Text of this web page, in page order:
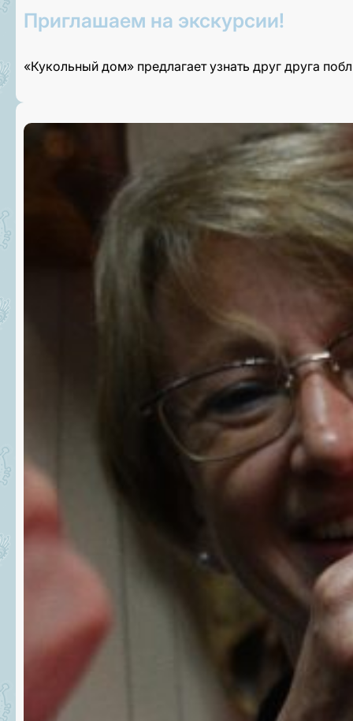
Приглашаем на экскурсии!
«Кукольный дом» предлагает узнать друг друга